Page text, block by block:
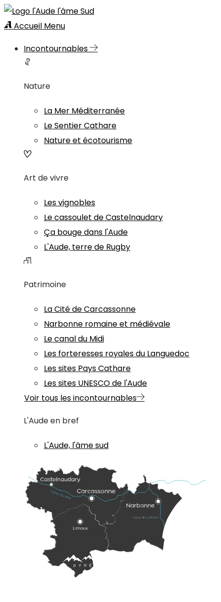
Accueil Menu
Incontournables
Nature
La Mer Méditerranée
Le Sentier Cathare
Nature et écotourisme
Art de vivre
Les vignobles
Le cassoulet de Castelnaudary
Ça bouge dans l'Aude
L'Aude, terre de Rugby
Patrimoine
La Cité de Carcassonne
Narbonne romaine et médiévale
Le canal du Midi
Les forteresses royales du Languedoc
Les sites Pays Cathare
Les sites UNESCO de l'Aude
Voir tous les incontournables
L'Aude en bref
L'Aude, l'âme sud